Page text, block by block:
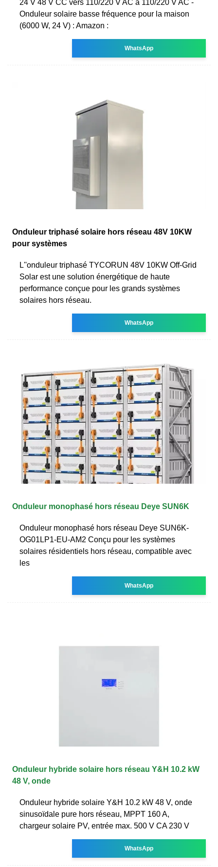
24 V 48 V CC vers 110/220 V AC à 110/220 V AC -
Onduleur solaire basse fréquence pour la maison
(6000 W, 24 V) : Amazon :
WhatsApp
Onduleur triphasé solaire hors réseau 48V 10KW
pour systèmes
L''onduleur triphasé TYCORUN 48V 10KW Off-Grid
Solar est une solution énergétique de haute
performance conçue pour les grands systèmes
solaires hors réseau.
WhatsApp
Onduleur monophasé hors réseau Deye SUN6K
Onduleur monophasé hors réseau Deye SUN6K-
OG01LP1-EU-AM2 Conçu pour les systèmes
solaires résidentiels hors réseau, compatible avec
les
WhatsApp
Onduleur hybride solaire hors réseau Y&H 10.2 kW
48 V, onde
Onduleur hybride solaire Y&H 10.2 kW 48 V, onde
sinusoïdale pure hors réseau, MPPT 160 A,
chargeur solaire PV, entrée max. 500 V CA 230 V
WhatsApp